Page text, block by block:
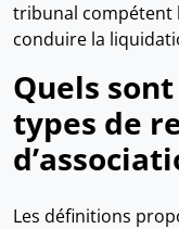
tribunal compétent
conduire la
Quels
types de
Les définitions